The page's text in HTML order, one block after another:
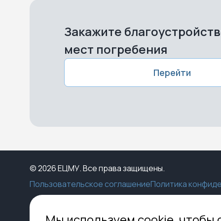
Закажите
мест погребения
Перейти
© 2026 ЕЦМУ. Все права защищены.
Пользовательское соглашениеПолитика
Каталог КонструкторПункты выдачи